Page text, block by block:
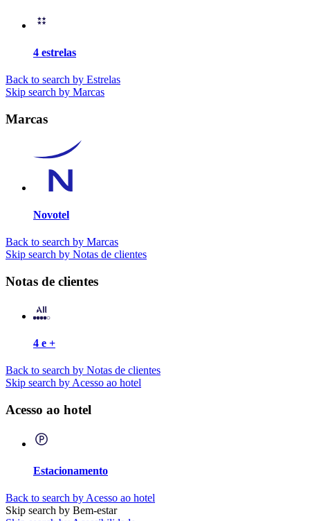
4 estrelas
Back to search by Estrelas
Skip search by Marcas
Marcas
Novotel
Back to search by Marcas
Skip search by Notas de clientes
Notas de clientes
4 e +
Back to search by Notas de clientes
Skip search by Acesso ao hotel
Acesso ao hotel
Estacionamento
Back to search by Acesso ao hotel
Skip search by Bem-estar